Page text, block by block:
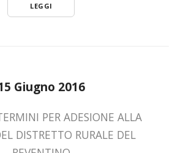
LEGGI
Giugno 2016
PER ADESIONE ALLA
DISTRETTO RURALE DEL